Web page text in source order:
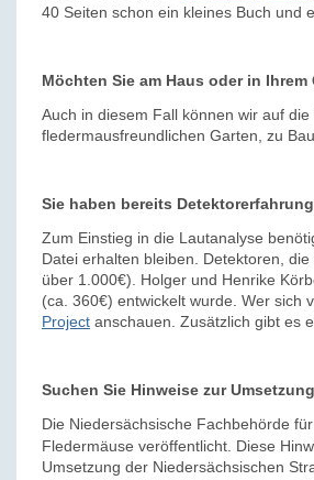
40 Seiten schon ein kleines Buch und
Möchten Sie am Haus oder in
Auch in diesem Fall können wir auf die
fledermausfreundlichen Garten, zu
Sie haben bereits
Zum Einstieg in die Lautanalyse
Datei erhalten bleiben. Detektoren,
über 1.000€). Holger und Henrike
(ca. 360€) entwickelt wurde. Wer sich
Project anschauen. Zusätzlich gibt es
Suchen Sie Hinweise zur
Die Niedersächsische Fachbehörde
Fledermäuse veröffentlicht. Diese
Umsetzung der Niedersächsischen